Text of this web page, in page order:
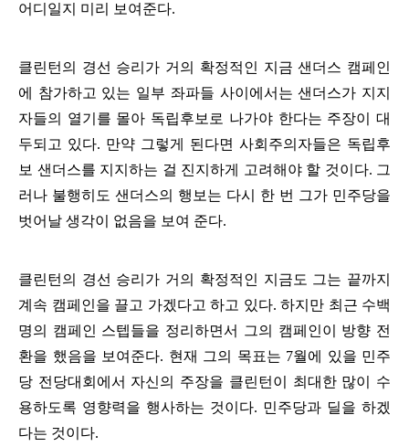
어디일지 미리 보여준다.
클린턴의 경선 승리가 거의 확정적인 지금 샌더스 캠페인
에 참가하고 있는 일부 좌파들 사이에서는 샌더스가 지지
자들의 열기를 몰아 독립후보로 나가야 한다는 주장이 대
두되고 있다. 만약 그렇게 된다면 사회주의자들은 독립후
보 샌더스를 지지하는 걸 진지하게 고려해야 할 것이다. 그
러나 불행히도 샌더스의 행보는 다시 한 번 그가 민주당을
벗어날 생각이 없음을 보여 준다.
클린턴의 경선 승리가 거의 확정적인 지금도 그는 끝까지
계속 캠페인을 끌고 가겠다고 하고 있다. 하지만 최근 수백
명의 캠페인 스텝들을 정리하면서 그의 캠페인이 방향 전
환을 했음을 보여준다. 현재 그의 목표는 7월에 있을 민주
당 전당대회에서 자신의 주장을 클린턴이 최대한 많이 수
용하도록 영향력을 행사하는 것이다. 민주당과 딜을 하겠
다는 것이다.